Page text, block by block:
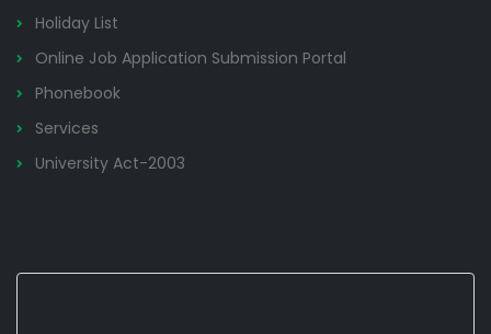
Holiday List
Online Job Application Submission Portal
Phonebook
Services
University Act-2003